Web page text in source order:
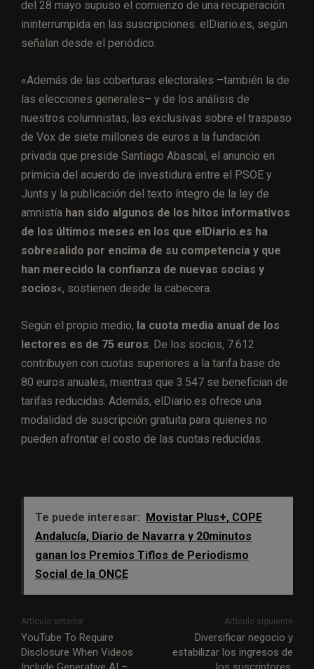
del 28 mayo supuso el comienzo de una recuperación
ininterrumpida en las suscripciones. elDiario.es, según
señalan desde el periódico.
«Además de las coberturas electorales –también la de
las elecciones generales– y de los análisis de
nuestros columnistas, las exclusivas sobre el traspaso
de Vox de siete millones de euros a la fundación
privada que preside Santiago Abascal, el anuncio en
primicia del acuerdo de investidura entre el PSOE y
Junts y la publicación del texto íntegro de la ley de
amnistía han sido algunos de los hitos informativos
de los últimos meses en los que elDiario.es ha
sobresalido por encima de su competencia y que
han merecido la confianza de nuevas socias y
socios«, sostienen desde la cabecera.
Según el propio medio, la cuota media anual de los
lectores es de 75 euros. De los socios, 7.612
contribuyen con cuotas superiores a la tarifa base de
80 euros anuales, mientras que 3.547 se benefician de
tarifas reducidas. Además, elDiario.es ofrece una
modalidad de suscripción gratuita para quienes no
pueden afrontar el costo de las cuotas reducidas.
Te puede interesar: Movistar Plus+, COPE
Andalucía, Diario de Navarra y 20minutos
ganan los Premios Tiflos de Periodismo
Social de la ONCE
Artículo anterior
YouTube To Require
Disclosure When Videos
Artículo siguiente
Diversificar negocio y
estabilizar los ingresos de